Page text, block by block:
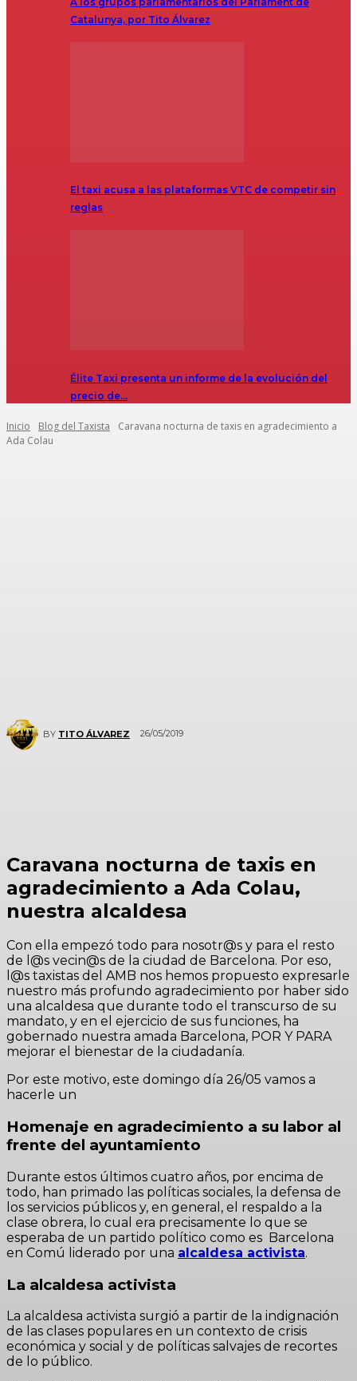
Catalunya, por Tito Álvarez
El taxi acusa a las plataformas VTC de competir sin
reglas
Élite Taxi presenta un informe de la evolución del
precio de…
Inicio Blog del Taxista
Caravana nocturna de taxis en agradecimiento a
Ada Colau
BY TITO ÁLVAREZ 26/05/2019
Caravana nocturna de taxis en
agradecimiento a Ada Colau,
nuestra alcaldesa
Con ella empezó todo para nosotr@s y para el resto
de l@s vecin@s de la ciudad de Barcelona. Por eso,
l@s taxistas del AMB nos hemos propuesto expresarle
nuestro más profundo agradecimiento por haber sido
una alcaldesa que durante todo el transcurso de su
mandato, y en el ejercicio de sus funciones, ha
gobernado nuestra amada Barcelona, POR Y PARA
mejorar el bienestar de la ciudadanía.
Por este motivo, este domingo día 26/05 vamos a
hacerle un
Homenaje en agradecimiento a su labor al
frente del ayuntamiento
Durante estos últimos cuatro años, por encima de
todo, han primado las políticas sociales, la defensa de
los servicios públicos y, en general, el respaldo a la
clase obrera, lo cual era precisamente lo que se
esperaba de un partido político como es Barcelona
en Comú liderado por una alcaldesa activista.
La alcaldesa activista
La alcaldesa activista surgió a partir de la indignación
de las clases populares en un contexto de crisis
económica y social y de políticas salvajes de recortes
de lo público.